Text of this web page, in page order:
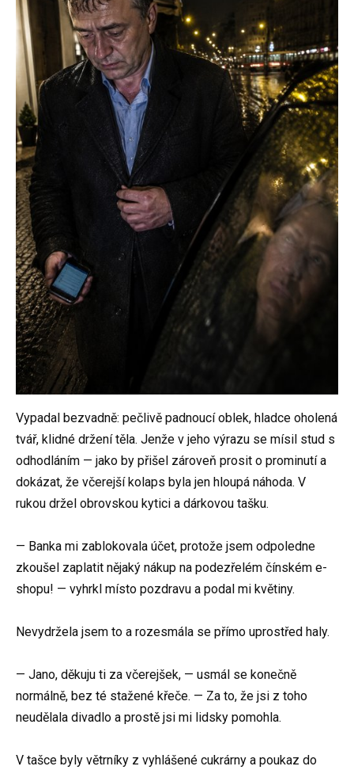
Vypadal bezvadně: pečlivě padnoucí oblek, hladce oholená
tvář, klidné držení těla. Jenže v jeho výrazu se mísil stud s
odhodláním — jako by přišel zároveň prosit o prominutí a
dokázat, že včerejší kolaps byla jen hloupá náhoda. V
rukou držel obrovskou kytici a dárkovou tašku.
— Banka mi zablokovala účet, protože jsem odpoledne
zkoušel zaplatit nějaký nákup na podezřelém čínském e-
shopu! — vyhrkl místo pozdravu a podal mi květiny.
Nevydržela jsem to a rozesmála se přímo uprostřed haly.
— Jano, děkuju ti za včerejšek, — usmál se konečně
normálně, bez té stažené křeče. — Za to, že jsi z toho
neudělala divadlo a prostě jsi mi lidsky pomohla.
V tašce byly větrníky z vyhlášené cukrárny a poukaz do